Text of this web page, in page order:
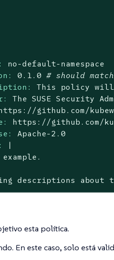
no -default-namespace
0.1 .0 # should
This policy will
The SUSE Security
github.com/
https://github.com/
Apache-2.0
|
descriptions about
esta política.
En este caso, solo está